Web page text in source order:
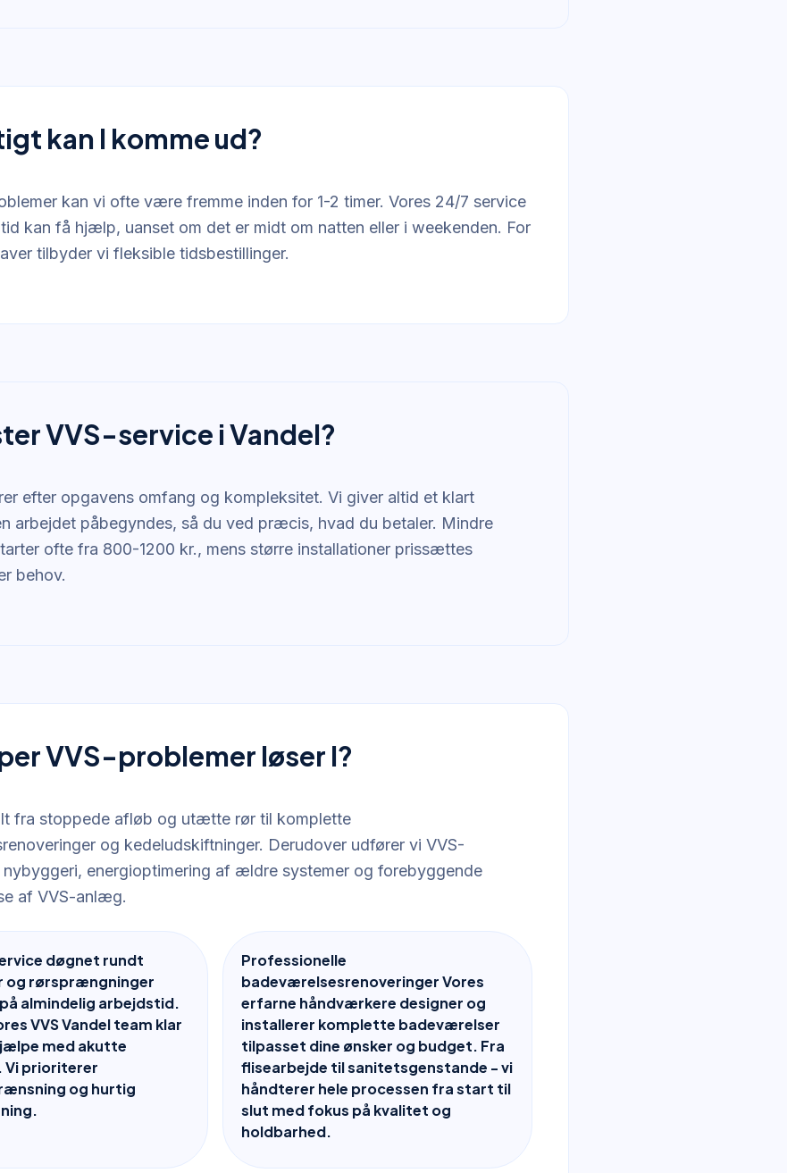
kan I komme ud?
kan vi ofte være fremme inden for 1-2 timer. Vores 24/7 service
kan få hjælp, uanset om det er midt om natten eller i weekenden. For
tilbyder vi fleksible tidsbestillinger.
VVS-service i Vandel?
efter opgavens omfang og kompleksitet. Vi giver altid et klart
arbejdet påbegyndes, så du ved præcis, hvad du betaler. Mindre
ofte fra 800-1200 kr., mens større installationer prissættes
behov.
VVS-problemer løser I?
fra stoppede afløb og utætte rør til komplette
og kedeludskiftninger. Derudover udfører vi VVS-
nybyggeri, energioptimering af ældre systemer og forebyggende
af VVS-anlæg.
døgnet rundt
og rørsprængninger
almindelig arbejdstid.
VVS Vandel team klar
med akutte
prioriterer
og hurtig
Professionelle
badeværelsesrenoveringer Vores
erfarne håndværkere designer og
installerer komplette badeværelser
tilpasset dine ønsker og budget. Fra
flisearbejde til sanitetsgenstande - vi
håndterer hele processen fra start til
slut med fokus på kvalitet og
holdbarhed.